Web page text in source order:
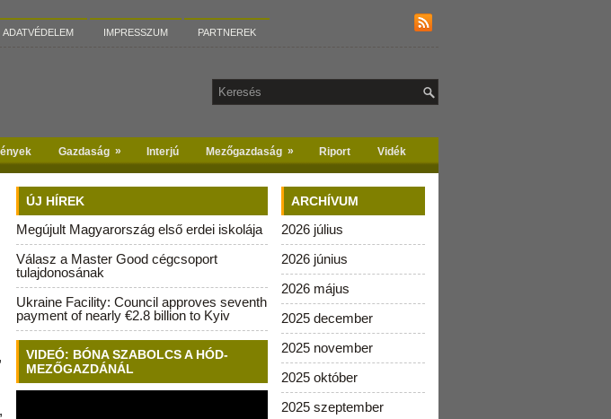
ADATVÉDELEM IMPRESSZUM PARTNEREK
Gazdaság » Interjú Mezőgazdaság » Riport Vidék
ÚJ HÍREK
Megújult Magyarország első erdei iskolája
Válasz a Master Good cégcsoport
tulajdonosának
Ukraine Facility: Council approves seventh
payment of nearly €2.8 billion to Kyiv
VIDEÓ: BÓNA SZABOLCS A HÓD-
MEZŐGAZDÁNÁL
ARCHÍVUM
2026 július
2026 június
2026 május
2025 december
2025 november
2025 október
2025 szeptember